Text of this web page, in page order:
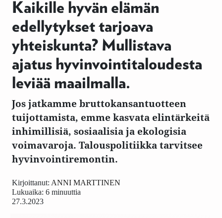
Kaikille hyvän elämän
edellytykset tarjoava
yhteiskunta? Mullistava
ajatus hyvinvointitaloudesta
leviää maailmalla.
Jos jatkamme bruttokansantuotteen
tuijottamista, emme kasvata elintärkeitä
inhimillisiä, sosiaalisia ja ekologisia
voimavaroja. Talouspolitiikka tarvitsee
hyvinvointiremontin.
27.3.2023
Kirjoittanut: ANNI MARTTINEN
Lukuaika: 6 minuuttia